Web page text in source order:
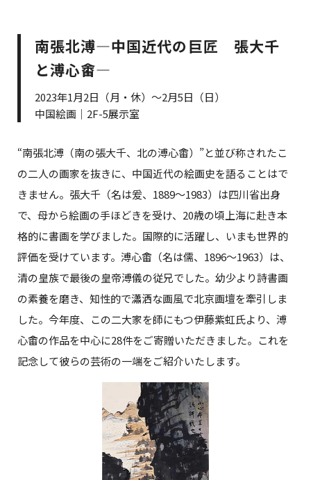
南張北溥―中国近代の巨匠 張大千
と溥心畬―
2023年1月2日（月・休）～2月5日（日）
中国絵画｜2F-5展示室
“南張北溥（南の張大千、北の溥心畬）”と並び称されたこ
の二人の画家を抜きに、中国近代の絵画史を語ることはで
きません。張大千（名は爰、1889～1983）は四川省出身
で、母から絵画の手ほどきを受け、20歳の頃上海に赴き本
格的に書画を学びました。国際的に活躍し、いまも世界的
評価を受けています。溥心畬（名は儒、1896～1963）は、
清の皇族で最後の皇帝溥儀の従兄でした。幼少より詩書画
の素養を磨き、知性的で瀟洒な画風で北京画壇を牽引しま
した。今年度、この二大家を師にもつ伊藤紫虹氏より、溥
心畬の作品を中心に28件をご寄贈いただきました。これを
記念して彼らの芸術の一端をご紹介いたします。